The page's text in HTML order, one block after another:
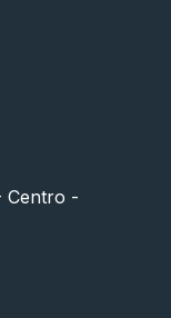
Centro -